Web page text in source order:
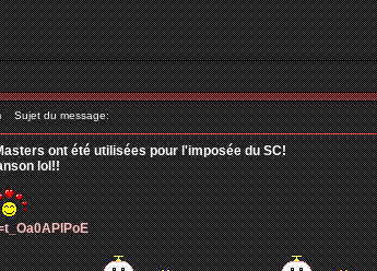
Sujet du message:
ont été utilisées pour l'imposée du SC!
lol!!